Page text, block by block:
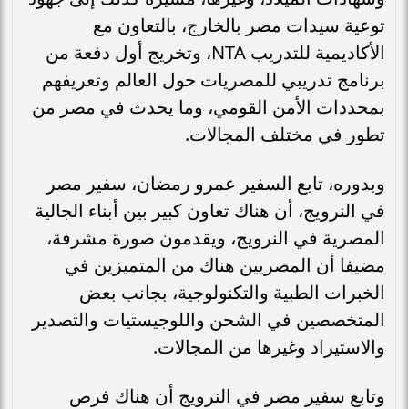
توعية سيدات مصر بالخارج، بالتعاون مع
الأكاديمية للتدريب NTA، وتخريج أول دفعة من
برنامج تدريبي للمصريات حول العالم وتعريفهم
بمحددات الأمن القومي، وما يحدث في مصر من
تطور في مختلف المجالات.
وبدوره، تابع السفير عمرو رمضان، سفير مصر
في النرويج، أن هناك تعاون كبير بين أبناء الجالية
المصرية في النرويج، ويقدمون صورة مشرفة،
مضيفا أن المصريين هناك من المتميزين في
الخبرات الطبية والتكنولوجية، بجانب بعض
المتخصصين في الشحن واللوجيستيات والتصدير
والاستيراد وغيرها من المجالات.
وتابع سفير مصر في النرويج أن هناك فرص